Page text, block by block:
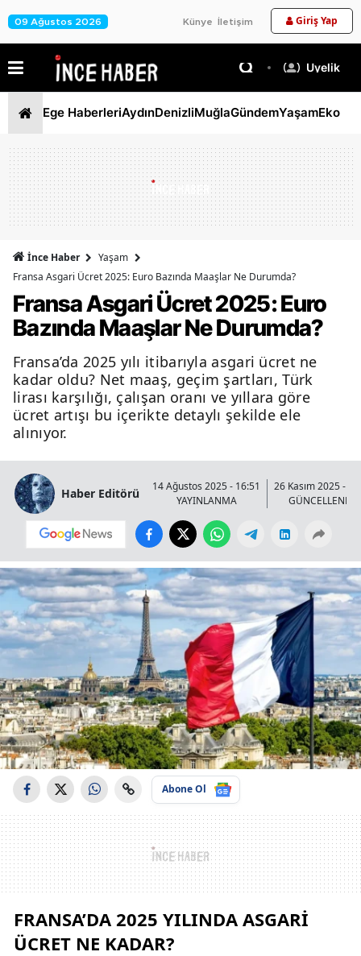
09 Ağustos 2026 Künye İletişim Giriş Yap
Üyelik
Ege HaberleriAydınDenizliMuğlaGündemYaşam
İnce Haber
Yaşam
Fransa Asgari Ücret 2025: Euro Bazında Maaşlar Ne Durumda?
Fransa Asgari Ücret 2025: Euro
Bazında Maaşlar Ne Durumda?
Fransa’da 2025 yılı itibarıyla asgari ücret ne
kadar oldu? Net maaş, geçim şartları, Türk
lirası karşılığı, çalışan oranı ve yıllara göre
ücret artışı bu içerikte detaylı şekilde ele
alınıyor.
Haber Editörü
14 Ağustos 2025 - 16:51
YAYINLANMA
26 Kasım 2025 -
GÜNCELLENME
Abone Ol
FRANSA’DA 2025 YILINDA ASGARI
ÜCRET NE KADAR?